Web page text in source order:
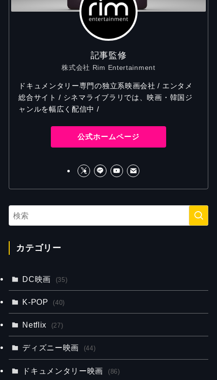
記事監修
株式会社 Rim Entertainment
ドキュメンタリー専門の独立系映画会社 / エンタメ
総合サイト / シネマライブラリでは、映画・韓国ジ
ャンルを幅広く配信中 /
公式ホームページ
カテゴリー
DC映画 (35)
K-POP (40)
Netflix (27)
ディズニー映画 (44)
ドキュメンタリー映画 (86)